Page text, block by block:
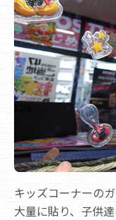
キッズコーナーの
大量に貼り、子供